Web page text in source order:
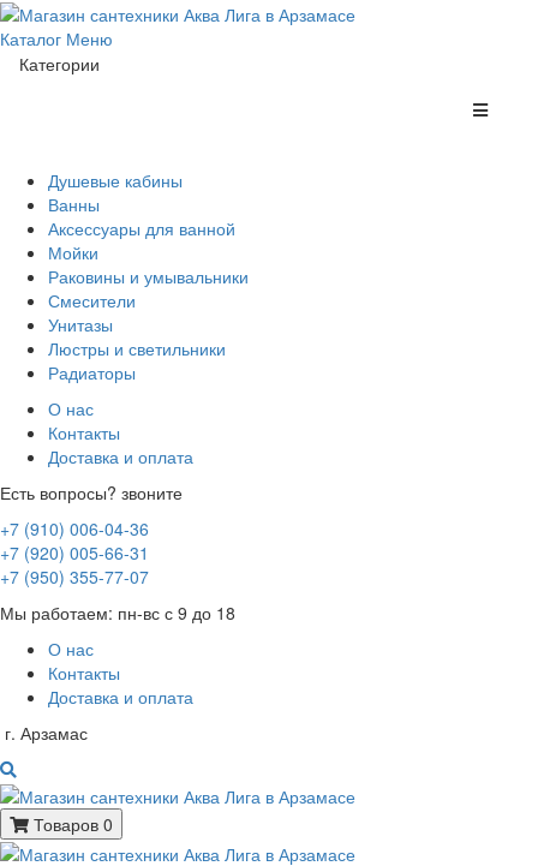
Каталог Меню
Категории
Душевые кабины
Ванны
Аксессуары для ванной
Мойки
Раковины и умывальники
Смесители
Унитазы
Люстры и светильники
Радиаторы
О нас
Контакты
Доставка и оплата
Есть вопросы? звоните
+7 (910) 006-04-36
+7 (920) 005-66-31
+7 (950) 355-77-07
Мы работаем: пн-вс с 9 до 18
О нас
Контакты
Доставка и оплата
г. Арзамас
Товаров 0